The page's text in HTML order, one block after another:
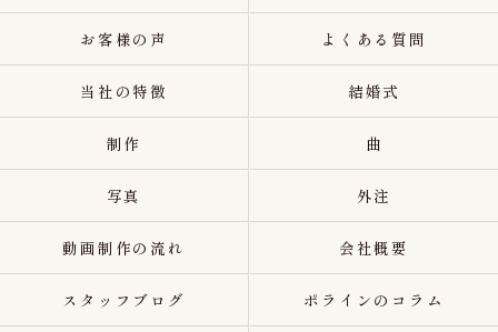
お客様の声 よくある質問
当社の特徴 結婚式
制作 曲
写真 外注
動画制作の流れ 会社概要
スタッフブログ ポラインのコラム